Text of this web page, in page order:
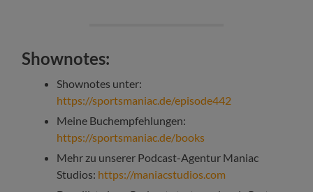
Shownotes:
Shownotes unter:
https://sportsmaniac.de/episode442
Meine Buchempfehlungen:
https://sportsmaniac.de/books
Mehr zu unserer Podcast-Agentur Maniac
Studios: https://maniacstudios.com